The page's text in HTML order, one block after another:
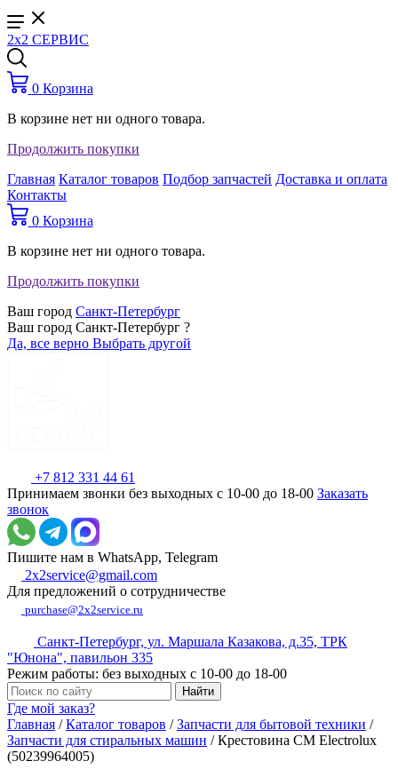
2x2 СЕРВИС
0 Корзина
В корзине нет ни одного товара.
Продолжить покупки
Главная Каталог товаров Подбор запчастей Доставка и оплата
Контакты
0 Корзина
В корзине нет ни одного товара.
Продолжить покупки
Ваш город Санкт-Петербург
Ваш город Санкт-Петербург ?
Да, все верно Выбрать другой
+7 812 331 44 61
Принимаем звонки без выходных с 10-00 до 18-00 Заказать
звонок
Пишите нам в WhatsApp, Telegram
2x2service@gmail.com
Для предложений о сотрудничестве
purchase@2x2service.ru
Санкт-Петербург, ул. Маршала Казакова, д.35, ТРК
"Юнона", павильон 335
Режим работы: без выходных с 10-00 до 18-00
Где мой заказ?
Главная /Каталог товаров /Запчасти для бытовой техники /
Запчасти для стиральных машин /Крестовина СМ Electrolux
(50239964005)